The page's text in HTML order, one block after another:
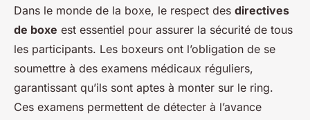
Dans le monde de la boxe, le respect des directives
de boxe est essentiel pour assurer la sécurité de tous
les participants. Les boxeurs ont l’obligation de se
soumettre à des examens médicaux réguliers,
garantissant qu’ils sont aptes à monter sur le ring.
Ces examens permettent de détecter à l’avance